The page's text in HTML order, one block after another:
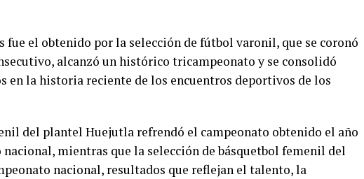
fue el obtenido por la selección de fútbol varonil, que se coronó
alcanzó un histórico tricampeonato y se consolidó
en la historia reciente de los encuentros deportivos de los
del plantel Huejutla refrendó el campeonato obtenido el año
mientras que la selección de básquetbol femenil del
nacional, resultados que reflejan el talento, la